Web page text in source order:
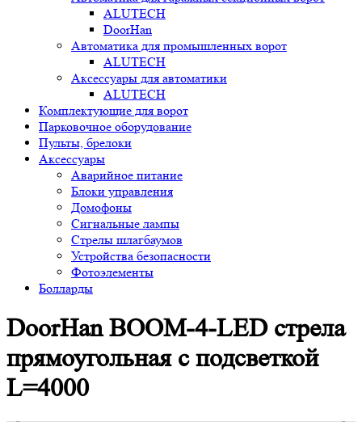
ALUTECH
DoorHan
Автоматика для промышленных ворот
ALUTECH
Аксессуары для автоматики
ALUTECH
Комплектующие для ворот
Парковочное оборудование
Пульты, брелоки
Аксессуары
Аварийное питание
Блоки управления
Домофоны
Сигнальные лампы
Стрелы шлагбаумов
Устройства безопасности
Фотоэлементы
Болларды
DoorHan BOOM-4-LED стрела
прямоугольная c подсветкой
L=4000